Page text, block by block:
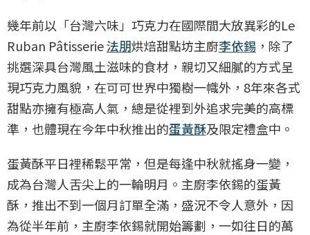
幾年前以「台灣六味」巧克力在國際間大放異彩的Le
Ruban Pâtisserie法朋烘焙甜點坊主廚李依錫 ，除了
挑選深具台灣風土滋味的食材，親切又細膩的方式呈
現巧克力風貌，在可可世界中獨樹一幟外，8年來各式
甜點亦擁有極高人氣，總是從裡到外追求完美的高標
準，也體現在今年中秋推出的蛋黃酥及限定禮盒中。
蛋黃酥平日裡稀鬆平常，但是每逢中秋就搖身一變，
成為台灣人舌尖上的一輪明月。主廚李依錫的蛋黃
酥，推出不到一個月訂單全滿，盛況不令人意外，因
為從半年前，主廚李依錫就開始籌劃，一如往日的萬